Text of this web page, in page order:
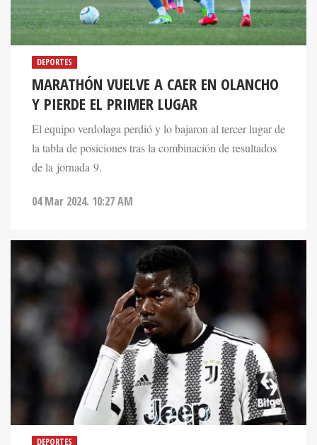
DEPORTES
MARATHÓN VUELVE A CAER EN OLANCHO
Y PIERDE EL PRIMER LUGAR
El equipo verdolaga perdió y lo bajaron al tercer lugar de
la tabla de posiciones tras la combinación de resultados
de la jornada 9.
04 Mar 2024. 10:27 AM
DEPORTES